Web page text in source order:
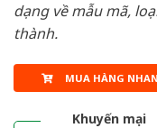
dạng về mẫu mã,
thành.
MUA HÀNG
Khuyến mại